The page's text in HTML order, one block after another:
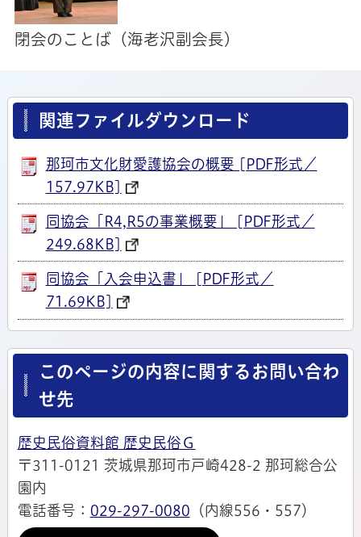
閉会のことば（海老沢副会長）
関連ファイルダウンロード
那珂市文化財愛護協会の概要 [PDF形式／
157.97KB]
同協会「R4,R5の事業概要」 [PDF形式／
249.68KB]
同協会「入会申込書」 [PDF形式／
71.69KB]
このページの内容に関するお問い合わ
せ先
歴史民俗資料館 歴史民俗Ｇ
〒311-0121 茨城県那珂市戸崎428-2 那珂総合公
園内
電話番号： 029-297-0080 （内線556・557）